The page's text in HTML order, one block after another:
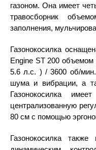
газоном. Она имеет
травосборник
заполнения,
Газонокосилка
Engine ST 200
5.6 л.c. ) / 3600 об/мин.
шума и вибрации, а
Газонокосилка
централизованную
80 см с помощью
Газонокосилка